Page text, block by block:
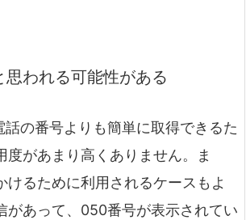
思われる可能性がある
の番号よりも簡単に取得できるた
度があまり高くありません。ま
けるために利用されるケースもよ
があって、050番号が表示されてい